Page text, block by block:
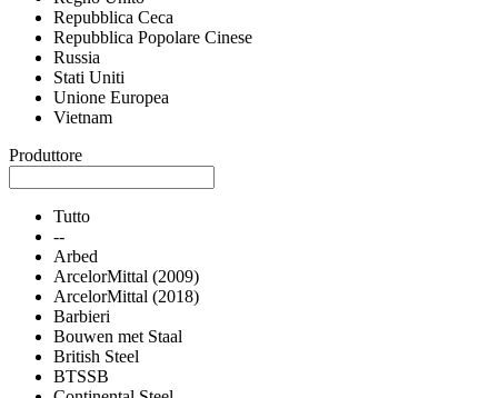
Repubblica Ceca
Repubblica Popolare Cinese
Russia
Stati Uniti
Unione Europea
Vietnam
Produttore
Tutto
--
Arbed
ArcelorMittal (2009)
ArcelorMittal (2018)
Barbieri
Bouwen met Staal
British Steel
BTSSB